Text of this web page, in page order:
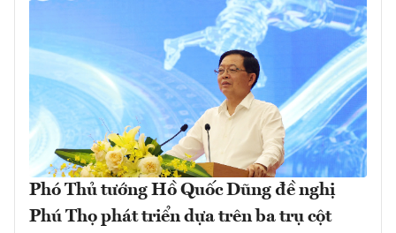
Phó Thủ tướng Hồ Quốc Dũng đề nghị
Phú Thọ phát triển dựa trên ba trụ cột